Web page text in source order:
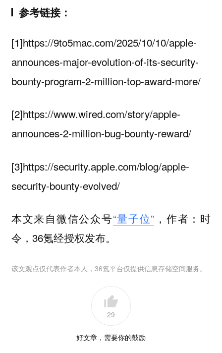
参考链接：
[1]https://9to5mac.com/2025/10/10/apple-
announces-major-evolution-of-its-security-
bounty-program-2-million-top-award-more/
[2]https://www.wired.com/story/apple-
announces-2-million-bug-bounty-reward/
[3]https://security.apple.com/blog/apple-
security-bounty-evolved/
本文来自微信公众号“量子位” ，作者：时
令，36氪经授权发布。
该文观点仅代表作者本人，36氪平台仅提供信息存储空间服务。
29
好文章，需要你的鼓励